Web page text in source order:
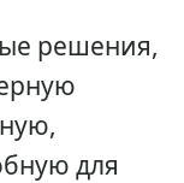
решения,
для